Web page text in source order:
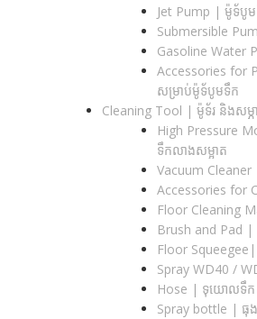
Jet Pump | ម៉ូទ័បូម
Submersible
Gasoline Water
Accessories for
សម្រាប់ម៉ូទ័បូមទឹក
Cleaning Tool | ម៉ូទ័រ និងសម្ភា
High Pressure
ទឹកលាងសម្អាត
Vacuum
Accessories for
Floor Cleaning
Brush and Pad
Floor
Spray WD40 /
Hose | ទុយោលទឹក
Spray bottle | ធុ